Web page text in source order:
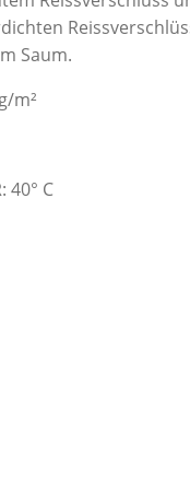
Saum.
m²
40° C